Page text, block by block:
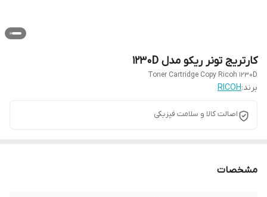
کارتریج تونر ریکو مدل ۱۲۳۰D
Toner Cartridge Copy Ricoh 1230D
برند:RICOH
اصالت کالا و سلامت فیزیکی
مشخصات